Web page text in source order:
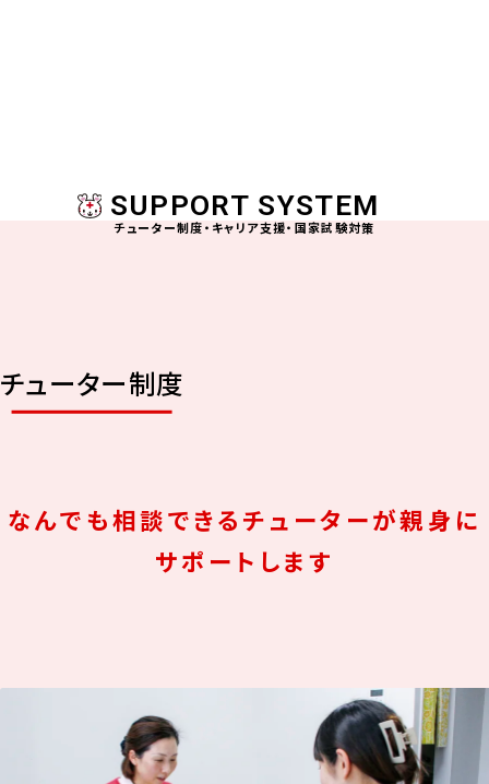
SUPPORT SYSTEM
チューター制度・キャリア支援・国家試験対策
チューター制度
なんでも相談できるチューターが親身に
サポートします